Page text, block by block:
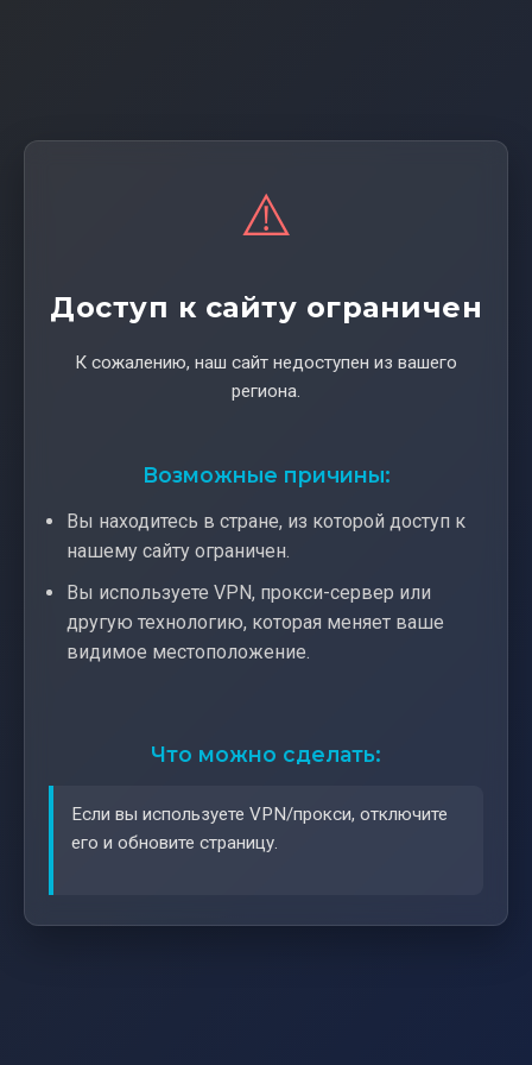
⚠️
Доступ к сайту ограничен
К сожалению, наш сайт недоступен из вашего
региона.
Возможные причины:
Вы находитесь в стране, из которой доступ к
нашему сайту ограничен.
Вы используете VPN, прокси-сервер или
другую технологию, которая меняет ваше
видимое местоположение.
Что можно сделать:
Если вы используете VPN/прокси, отключите
его и обновите страницу.